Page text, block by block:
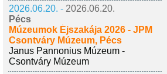
2026.06.20. - 2026.06.20.
Pécs
Múzeumok Éjszakája 2026 - JPM
Csontváry Múzeum, Pécs
Janus Pannonius Múzeum -
Csontváry Múzeum